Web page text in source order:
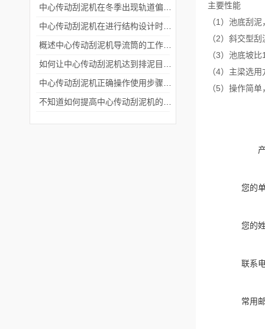
主要性能
（1）池底刮
（2）斜交型
（3）池底坡
（4）主梁选
（5）操作简
您的
您的
联系
常用